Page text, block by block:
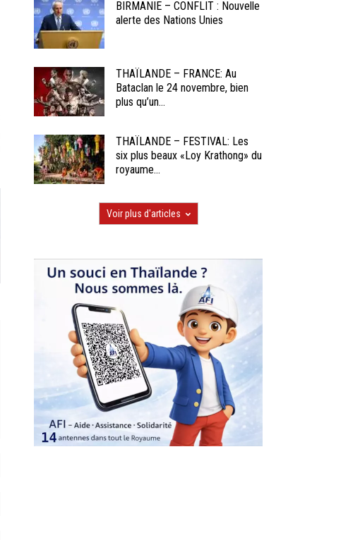
BIRMANIE – CONFLIT : Nouvelle
alerte des Nations Unies
THAÏLANDE – FRANCE: Au
Bataclan le 24 novembre, bien
plus qu’un...
THAÏLANDE – FESTIVAL: Les
six plus beaux «Loy Krathong» du
royaume...
Voir plus d'articles